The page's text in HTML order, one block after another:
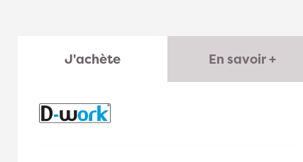
J'achète En savoir +